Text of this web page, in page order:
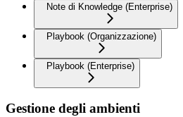
Note di Knowledge (Enterprise)
Playbook (Organizzazione)
Playbook (Enterprise)
Gestione degli ambienti